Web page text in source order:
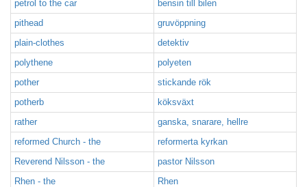
petrol to the car
bensin till bilen
pithead
gruvöppning
plain-clothes
detektiv
polythene
polyeten
pother
stickande rök
potherb
köksväxt
rather
ganska, snarare, hellre
reformed Church - the
reformerta kyrkan
Reverend Nilsson - the
pastor Nilsson
Rhen - the
Rhen